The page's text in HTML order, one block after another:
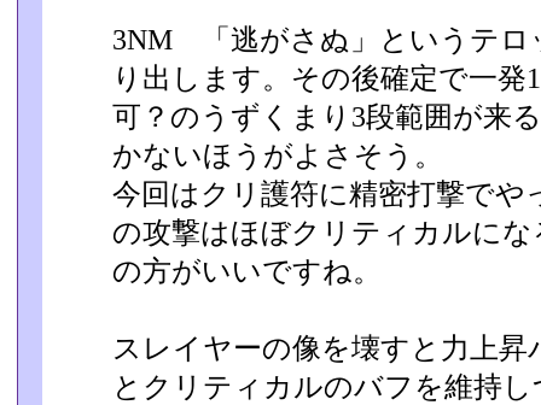
3NM 「逃がさぬ」というテロ
り出します。その後確定で一発
可？のうずくまり3段範囲が来
かないほうがよさ­そう。
今回はクリ護符に精密打撃で
の攻撃はほぼクリティカルに
の方がいいですね。
スレイヤーの像を壊すと力上
とクリティカルのバフを維持